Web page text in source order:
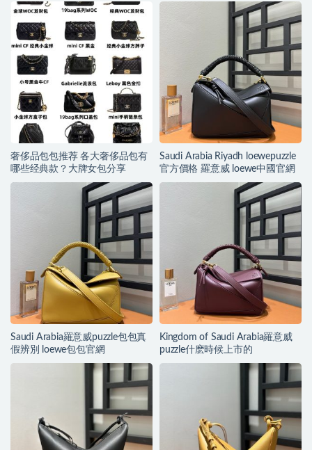
奢侈品包包推荐 各大奢侈品包有
哪些经典款？大牌女包分享
Saudi Arabia Riyadh loewepuzzle
官方價格 羅意威 loewe中國官網
Saudi Arabia羅意威puzzle包包真
假辨別 loewe包包官網
Kingdom of Saudi Arabia羅意威
puzzle什麽時候上市的